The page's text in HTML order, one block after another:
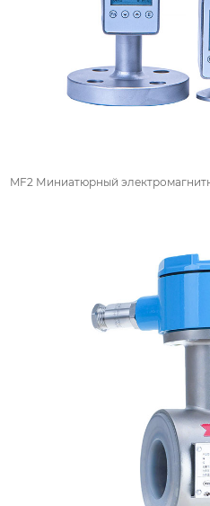
MF2 Миниатюрный